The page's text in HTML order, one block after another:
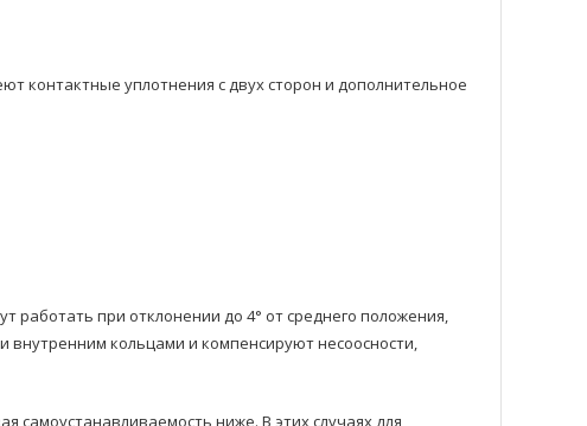
контактныe уплотнения с двyх сторон и дополнительное
при отклонении до 4° от среднего положения,
кольцами и компенсируют несоосности,
ниже. В этих случаях для